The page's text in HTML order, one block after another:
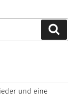
und eine